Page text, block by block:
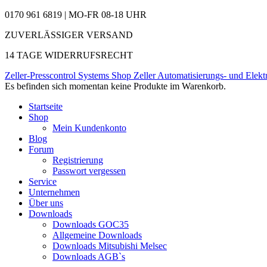
0170 961 6819 | MO-FR 08-18 UHR
ZUVERLÄSSIGER VERSAND
14 TAGE WIDERRUFSRECHT
Zeller-Presscontrol Systems Shop Zeller Automatisierungs- und
Es befinden sich momentan keine Produkte im Warenkorb.
Startseite
Shop
Mein Kundenkonto
Blog
Forum
Registrierung
Passwort vergessen
Service
Unternehmen
Über uns
Downloads
Downloads GOC35
Allgemeine Downloads
Downloads Mitsubishi Melsec
Downloads AGB`s